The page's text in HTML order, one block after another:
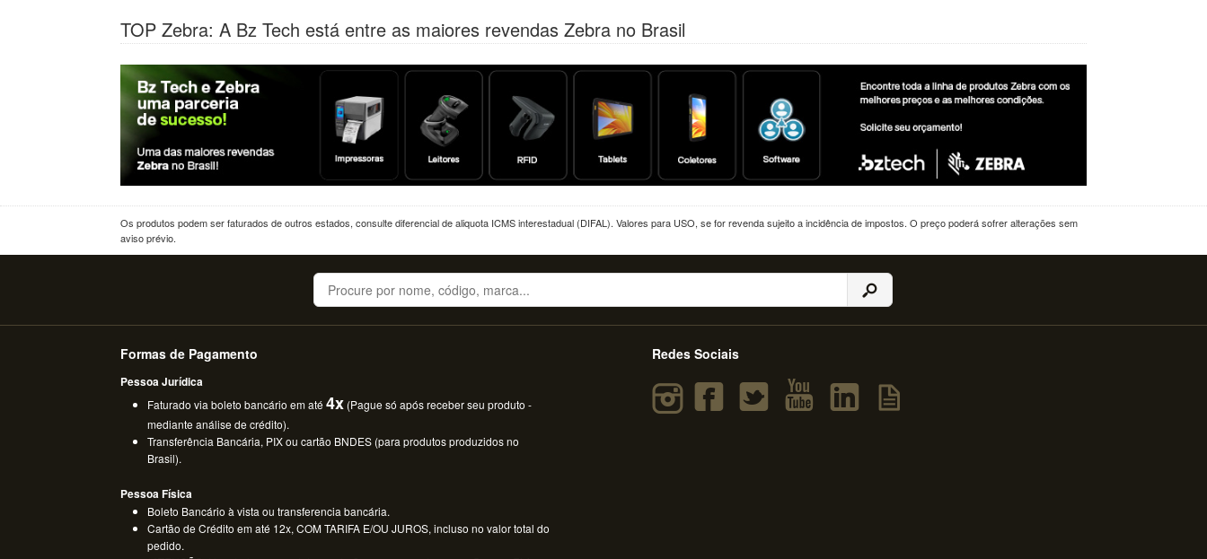
TOP Zebra: A Bz Tech está entre as maiores revendas Zebra no Brasil
Os produtos podem ser faturados de outros estados, consulte diferencial de aliquota ICMS interestadual (DIFAL). Valores para USO, se for revenda sujeito a incidência de impostos. O preço poderá sofrer alterações sem
aviso prévio.
Buscar
Formas de Pagamento
Pessoa Jurídica
Faturado via boleto bancário em até4x (Pague só após receber seu produto -
mediante análise de crédito).
Transferência Bancária, PIX ou cartão BNDES (para produtos produzidos no
Brasil).
Pessoa Física
Boleto Bancário à vista ou transferencia bancária.
Cartão de Crédito em até 12x, COM TARIFA E/OU JUROS, incluso no valor total do
pedido.
Redes Sociais